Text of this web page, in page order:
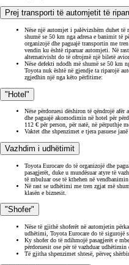
Prej transporti të automjetit të
Nëse një automjet i palëvizshëm duhet të
shumë se 50 km nga adresa e banimit të
organizojë dhe paguajë transportin me
vendin ku është riparuar automjeti. Në
alternativisht do të ofrojmë një biletë
Nëse defekti ndodh më shumë se 50 km
Toyota nuk është në gjendje ta riparojë
zgjedhin një nga këto përfitime:
"Hotel"
Nëse përdoruesi dëshiron të qëndrojë
dhe paguajë akomodimin në hotel për
112 € për person, për natë, në përputhje
Vaktet dhe shpenzimet e tjera pasuese
Vazhdim i udhëtimit
Toyota Eurocare do të organizojë dhe
pasagjerët, duke u mundësuar atyre të
të mbuluar ose të kthehen në
Në rast se udhëtimi me tren zgjat më
klasën e biznesit.
"Shofer"
Nëse të gjithë shoferët në automjetin
udhëtimi, Toyota Eurocare do të sigurojë
Ky shofer do të ndihmojë pasagjerët e
përdoruesit ose për të vazhduar
Të gjitha shpenzimet shtesë, përveç